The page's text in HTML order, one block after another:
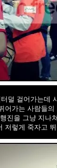
덜 걸어가는데
어가는 사람들
진을 그냥 지나
저렇게 죽자고